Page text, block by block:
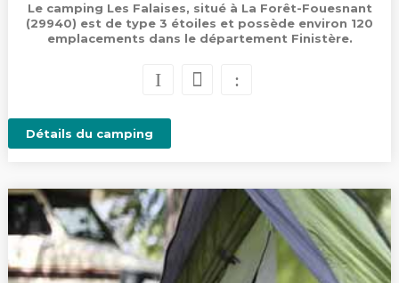
Le camping Les Falaises, situé à La Forêt-Fouesnant
(29940) est de type 3 étoiles et possède environ 120
emplacements dans le département Finistère.
Détails du camping